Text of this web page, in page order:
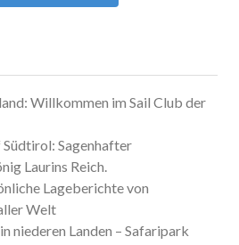
Willkommen im Sail Club der
Sagenhafter
Laurins Reich.
Lageberichte von
Welt
niederen Landen – Safaripark